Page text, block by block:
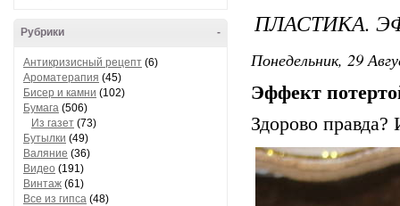
-
Рубрики
Антикризисный рецепт (6)
Ароматерапия (45)
Бисер и камни (102)
Бумага (506)
Из газет (73)
Бутылки (49)
Валяние (36)
Видео (191)
Винтаж (61)
Все из гипса (48)
ПЛАСТИКА.
Понедельник, 29
Эффект
Здорово правда?